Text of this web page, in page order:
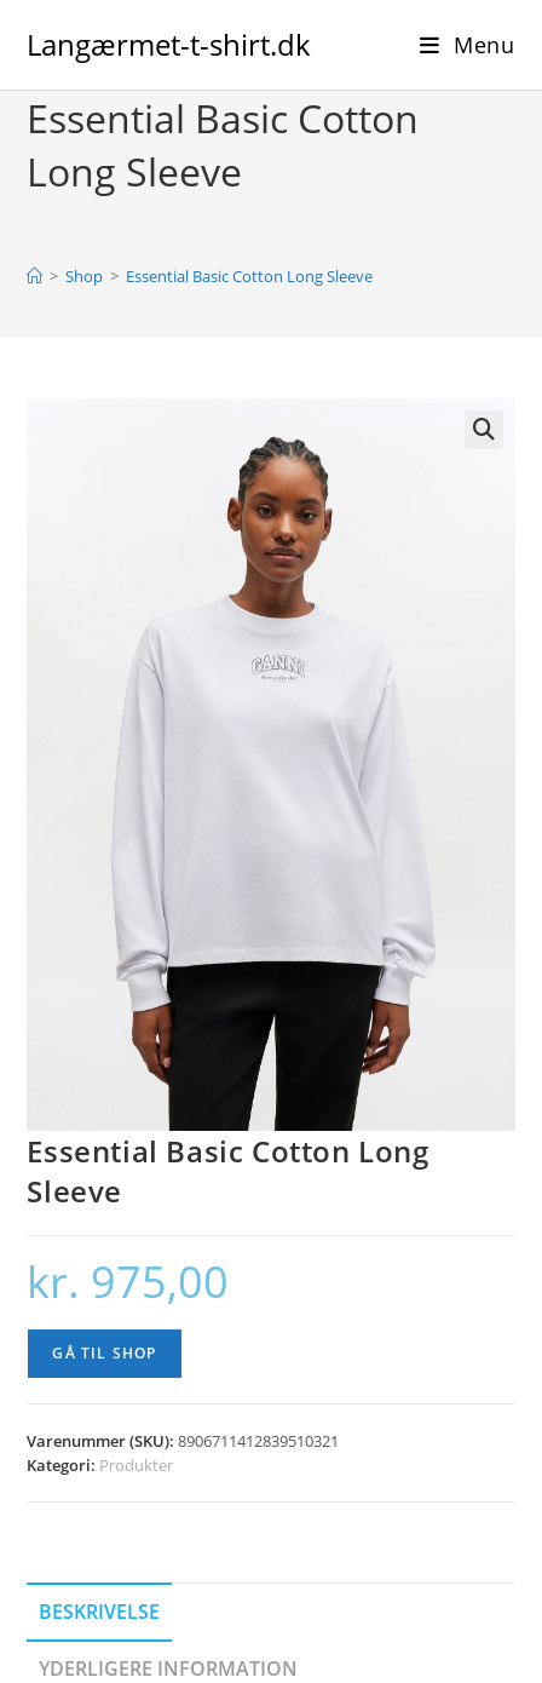
Langærmet-t-shirt.dk Menu
Essential Basic Cotton
Long Sleeve
> Shop > Essential Basic Cotton Long Sleeve
Essential Basic Cotton Long
Sleeve
kr. 975,00
GÅ TIL SHOP
Varenummer (SKU):8906711412839510321
Kategori: Produkter
BESKRIVELSE
YDERLIGERE INFORMATION